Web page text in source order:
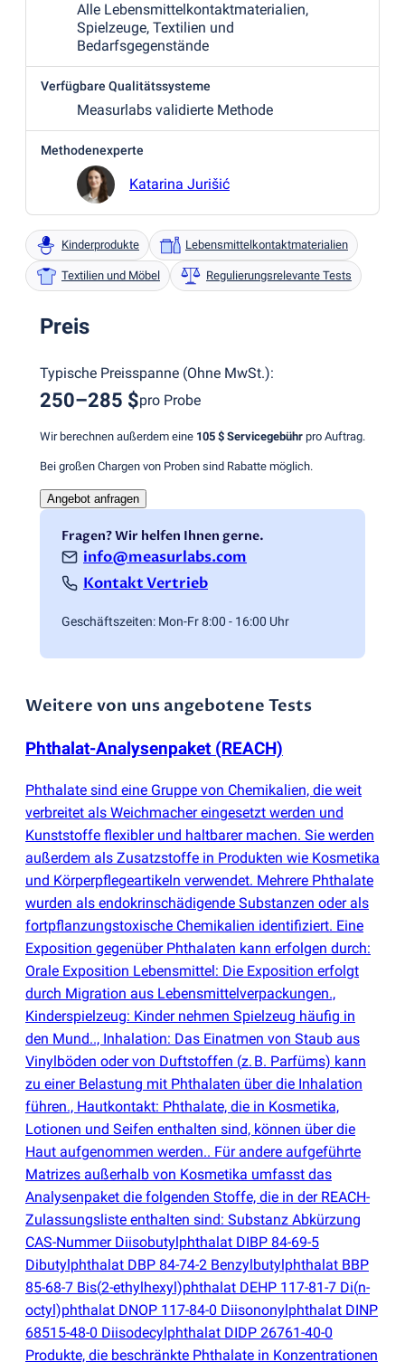
Alle Lebensmittelkontaktmaterialien,
Spielzeuge, Textilien und
Bedarfsgegenstände
Verfügbare Qualitätssysteme
Measurlabs validierte Methode
Methodenexperte
Katarina Jurišić
Kinderprodukte Lebensmittelkontaktmaterialien
Textilien und Möbel Regulierungsrelevante Tests
Preis
Typische Preisspanne (Ohne MwSt.):
250–285 $pro Probe
Wir berechnen außerdem eine 105 $ Servicegebühr pro Auftrag.
Bei großen Chargen von Proben sind Rabatte möglich.
Angebot anfragen
Fragen? Wir helfen Ihnen gerne.
info@measurlabs.com
Kontakt Vertrieb
Geschäftszeiten: Mon-Fr 8:00 - 16:00 Uhr
Weitere von uns angebotene Tests
Phthalat-Analysenpaket (REACH)
Phthalate sind eine Gruppe von Chemikalien, die weit
verbreitet als Weichmacher eingesetzt werden und
Kunststoffe flexibler und haltbarer machen. Sie werden
außerdem als Zusatzstoffe in Produkten wie Kosmetika
und Körperpflegeartikeln verwendet. Mehrere Phthalate
wurden als endokrinschädigende Substanzen oder als
fortpflanzungstoxische Chemikalien identifiziert. Eine
Exposition gegenüber Phthalaten kann erfolgen durch:
Orale Exposition Lebensmittel: Die Exposition erfolgt
durch Migration aus Lebensmittelverpackungen.,
Kinderspielzeug: Kinder nehmen Spielzeug häufig in
den Mund.., Inhalation: Das Einatmen von Staub aus
Vinylböden oder von Duftstoffen (z. B. Parfüms) kann
zu einer Belastung mit Phthalaten über die Inhalation
führen., Hautkontakt: Phthalate, die in Kosmetika,
Lotionen und Seifen enthalten sind, können über die
Haut aufgenommen werden.. Für andere aufgeführte
Matrizes außerhalb von Kosmetika umfasst das
Analysenpaket die folgenden Stoffe, die in der REACH-
Zulassungsliste enthalten sind: Substanz Abkürzung
CAS-Nummer Diisobutylphthalat DIBP 84-69-5
Dibutylphthalat DBP 84-74-2 Benzylbutylphthalat BBP
85-68-7 Bis(2-ethylhexyl)phthalat DEHP 117-81-7 Di(n-
octyl)phthalat DNOP 117-84-0 Diisononylphthalat DINP
68515-48-0 Diisodecylphthalat DIDP 26761-40-0
Produkte, die beschränkte Phthalate in Konzentrationen